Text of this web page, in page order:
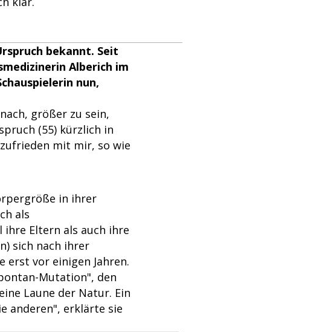
bekannt. Seit
Alberich im
nun,
größer zu sein,
(55) kürzlich in
mit mir, so wie
in ihrer
als
Eltern als auch ihre
sich nach ihrer
erst vor einigen Jahren.
Mutation", den
Laune der Natur. Ein
anderen", erklärte sie